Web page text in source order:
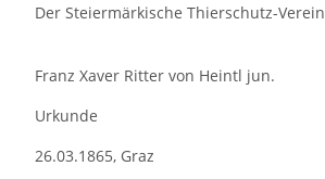
Der Steiermärkische Thierschutz-Verein
Franz Xaver Ritter von Heintl jun.
Urkunde
26.03.1865, Graz